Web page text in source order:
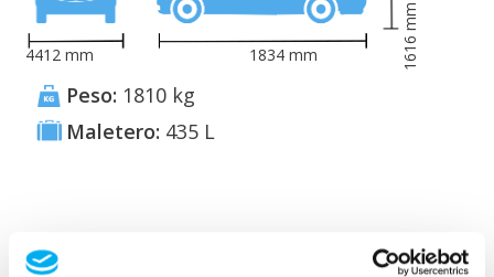
1616
mm
4412mm 1834 mm
Peso: 1810 kg
Maletero: 435 L